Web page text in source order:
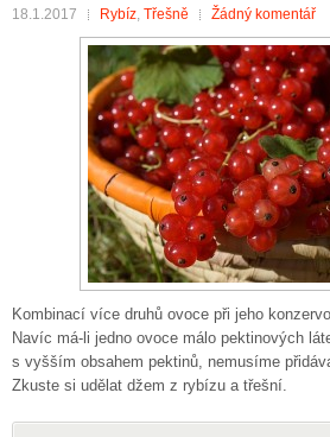
18.1.2017 Rybíz, Třešně Žádný komentář
Kombinací více druhů ovoce při jeho
Navíc má-li jedno ovoce málo pektinových
s vyšším obsahem pektinů, nemusíme
Zkuste si udělat džem z rybízu a třešní.